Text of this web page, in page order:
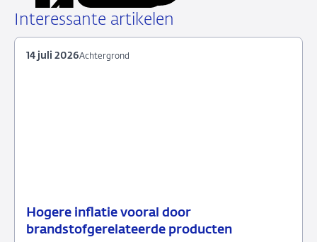
LinkedIn
X
Facebook
e-
Interessante artikelen
Hogere inflatie vooral door
brandstofgerelateerde producten
14
Achtergrond
Achtergrond
14 juli 2026